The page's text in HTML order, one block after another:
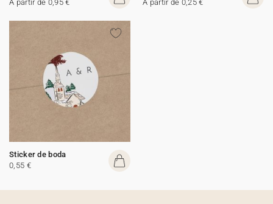
A partir de 0,95 €
A partir de 0,25 €
Sticker de boda
0,55 €